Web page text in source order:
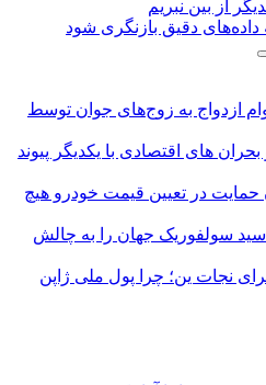
از ۸ همت وام ازدواج به زوج‌های جوان توسط
های اقتصادی با یکدیگر پیوند
در تعیین قیمت خودرو هیچ
اسید سولفوریک جهان را به چالش
نجات ین؛ چرا پول ملی ژاپن